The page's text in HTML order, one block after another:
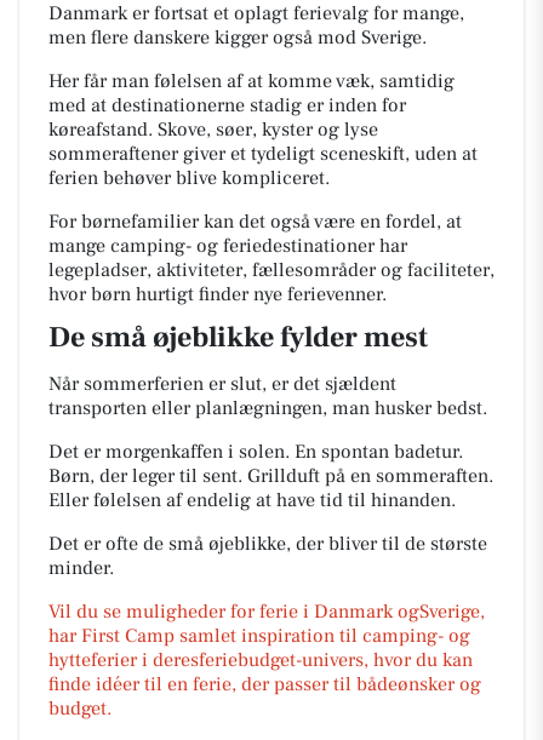
Danmark er fortsat et oplagt ferievalg for mange,
men flere danskere kigger også mod Sverige.
Her får man følelsen af at komme væk, samtidig
med at destinationerne stadig er inden for
køreafstand. Skove, søer, kyster og lyse
sommeraftener giver et tydeligt sceneskift, uden at
ferien behøver blive kompliceret.
For børnefamilier kan det også være en fordel, at
mange camping- og feriedestinationer har
legepladser, aktiviteter, fællesområder og faciliteter,
hvor børn hurtigt finder nye ferievenner.
De små øjeblikke fylder mest
Når sommerferien er slut, er det sjældent
transporten eller planlægningen, man husker bedst.
Det er morgenkaffen i solen. En spontan badetur.
Børn, der leger til sent. Grillduft på en sommeraften.
Eller følelsen af endelig at have tid til hinanden.
Det er ofte de små øjeblikke, der bliver til de største
minder.
Vil du se muligheder for ferie i Danmark ogSverige,
har First Camp samlet inspiration til camping- og
hytteferier i deresferiebudget-univers, hvor du kan
finde idéer til en ferie, der passer til bådeønsker og
budget.